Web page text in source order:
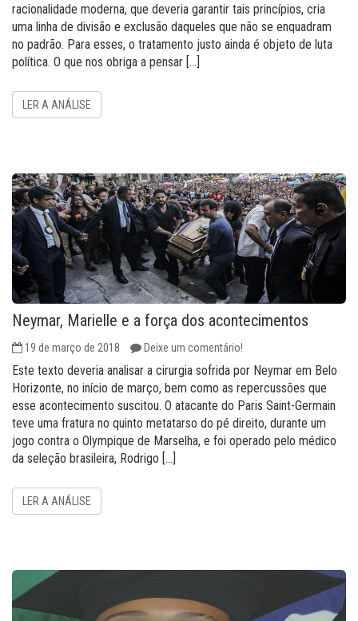
racionalidade moderna, que deveria garantir tais princípios, cria
uma linha de divisão e exclusão daqueles que não se enquadram
no padrão. Para esses, o tratamento justo ainda é objeto de luta
política. O que nos obriga a pensar […]
LER A ANÁLISE
Neymar, Marielle e a força dos acontecimentos
19 de março de 2018 Deixe um comentário!
Este texto deveria analisar a cirurgia sofrida por Neymar em Belo
Horizonte, no início de março, bem como as repercussões que
esse acontecimento suscitou. O atacante do Paris Saint-Germain
teve uma fratura no quinto metatarso do pé direito, durante um
jogo contra o Olympique de Marselha, e foi operado pelo médico
da seleção brasileira, Rodrigo […]
LER A ANÁLISE